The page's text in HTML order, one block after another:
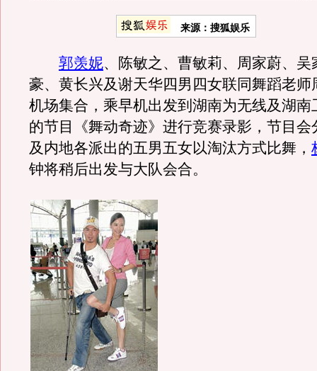
来源：搜狐娱乐
郭羡妮、陈敏之、曹敏莉、周家蔚、吴
豪、黄长兴及谢天华四男四女联同舞蹈老师
机场集合，乘早机出发到湖南为无线及湖南
的节目《舞动奇迹》进行竞赛录影，节目会
及内地各派出的五男五女以淘汰方式比舞，
钟将稍后出发与大队会合。